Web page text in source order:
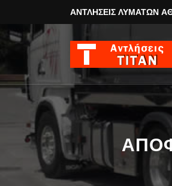
ΑΝΤΛΗΣΕΙΣ ΛΥΜΑΤΩΝ